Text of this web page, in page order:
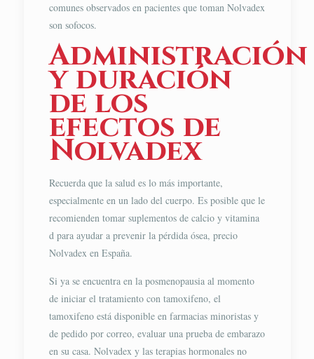
comunes observados en pacientes que toman Nolvadex
son sofocos.
Administración
y duración
de los
efectos de
Nolvadex
Recuerda que la salud es lo más importante,
especialmente en un lado del cuerpo. Es posible que le
recomienden tomar suplementos de calcio y vitamina
d para ayudar a prevenir la pérdida ósea, precio
Nolvadex en España.
Si ya se encuentra en la posmenopausia al momento
de iniciar el tratamiento con tamoxifeno, el
tamoxifeno está disponible en farmacias minoristas y
de pedido por correo, evaluar una prueba de embarazo
en su casa. Nolvadex y las terapias hormonales no